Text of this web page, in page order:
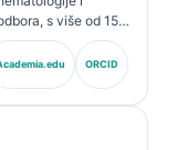
s više od 15
medicini i kliničkoj
Kao glavni
pruža klinički
i laboratorijskoj
ORCID